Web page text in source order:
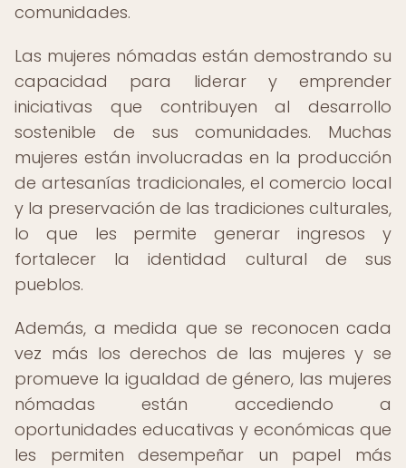
comunidades.
Las mujeres nómadas están demostrando su
capacidad para liderar y emprender
iniciativas que contribuyen al desarrollo
sostenible de sus comunidades. Muchas
mujeres están involucradas en la producción
de artesanías tradicionales, el comercio local
y la preservación de las tradiciones culturales,
lo que les permite generar ingresos y
fortalecer la identidad cultural de sus
pueblos.
Además, a medida que se reconocen cada
vez más los derechos de las mujeres y se
promueve la igualdad de género, las mujeres
nómadas están accediendo a
oportunidades educativas y económicas que
les permiten desempeñar un papel más